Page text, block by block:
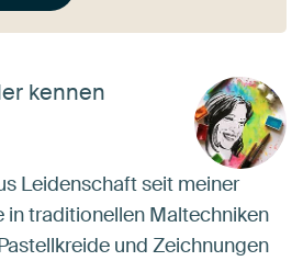
kennen
Leidenschaft seit meiner
in traditionellen Maltechniken
und Zeichnungen